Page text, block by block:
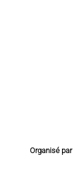
Organisé par